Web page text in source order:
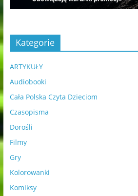
Kategorie
ARTYKUŁY
Audiobooki
Cała Polska Czyta Dzieciom
Czasopisma
Dorośli
Filmy
Gry
Kolorowanki
Komiksy